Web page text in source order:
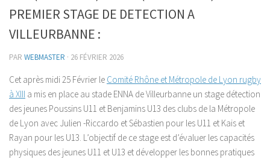
PREMIER STAGE DE DETECTION A
VILLEURBANNE :
PAR WEBMASTER · 26 FÉVRIER 2026
Cet après midi 25 Février le Comité Rhône et Métropole de Lyon rugby
à XIII a mis en place au stade ENNA de Villeurbanne un stage détection
des jeunes Poussins U11 et Benjamins U13 des clubs de la Métropole
de Lyon avec Julien -Riccardo et Sébastien pour les U11 et Kais et
Rayan pour les U13. L’objectif de ce stage est d’évaluer les capacités
physiques des jeunes U11 et U13 et développer les bonnes pratiques